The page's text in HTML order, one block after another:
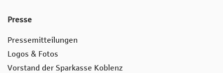
Presse
Pressemitteilungen
Logos & Fotos
Vorstand der Sparkasse Koblenz